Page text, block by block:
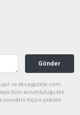
Gönder
ve akcagazete.com
tüm sorumluluğu tek
yönetimi hiçbir şekilde